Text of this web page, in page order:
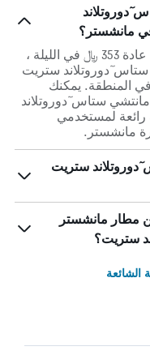
ٓدوروتلاند
تكلف فنادق مانشستر المصنفة 3 نجوم عادة 353 ﷼ في الليلة ،
ستاس ٓدوروتلاند ستريت
في المنطقة. يمكنك
مانتشي ستاس ٓدوروتلاند
رائعة لمستخدمي
ستريت
مطار مانشستر
ستريت؟
الشائعة